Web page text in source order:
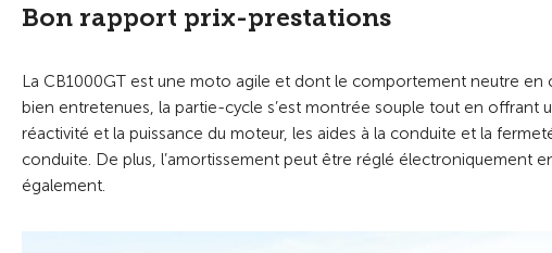
Bon rapport prix-prestations
La CB1000GT est une moto agile et dont le comportement neutre
bien entretenues, la partie-cycle s’est montrée souple tout en offrant
réactivité et la puissance du moteur, les aides à la conduite et la
conduite. De plus, l’amortissement peut être réglé électroniquement
également.